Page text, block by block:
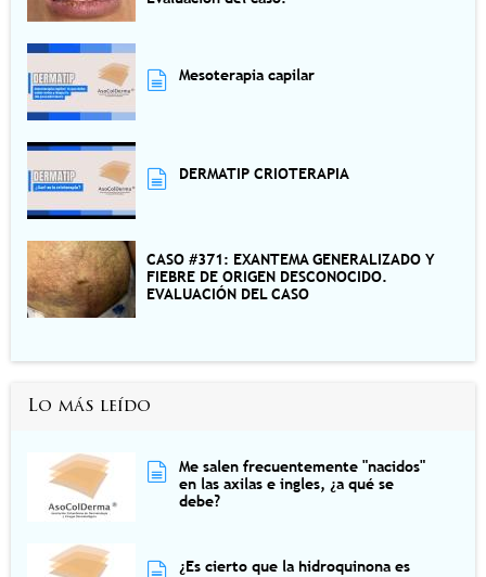
Mesoterapia capilar
DERMATIP CRIOTERAPIA
CASO #371: EXANTEMA GENERALIZADO Y
FIEBRE DE ORIGEN DESCONOCIDO.
EVALUACIÓN DEL CASO
Lo más leído
Me salen frecuentemente "nacidos"
en las axilas e ingles, ¿a qué se
debe?
¿Es cierto que la hidroquinona es